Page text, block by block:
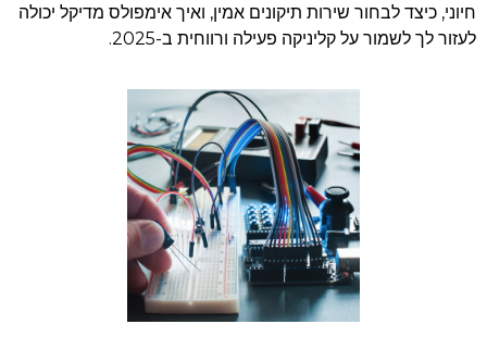
חיוני, כיצד לבחור שירות תיקונים אמין, ואיך אימפולס מדיקל יכולה
לעזור לך לשמור על קליניקה פעילה ורווחית ב-2025.